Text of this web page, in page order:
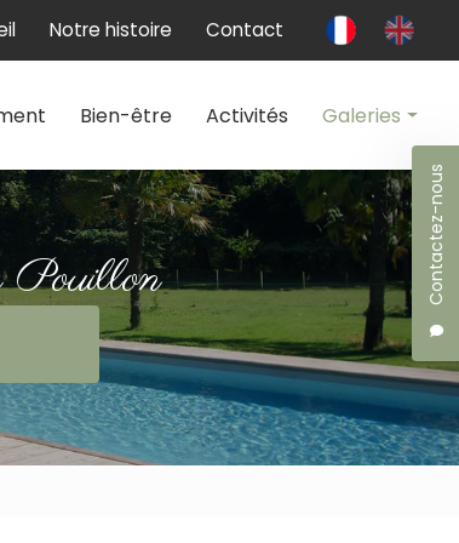
Contactez-nous
Notre histoire Contact
Bien-être Activités Galeries
Chambres d'hôtes
Évènement
Bien-être
Pouillon